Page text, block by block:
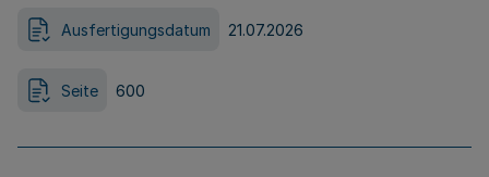
Ausfertigungsdatum 21.07.2026
Seite 600